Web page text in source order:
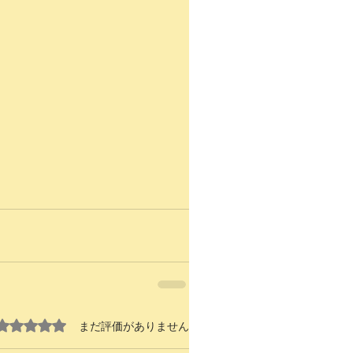
星のうち0と評価されています。
まだ評価がありません